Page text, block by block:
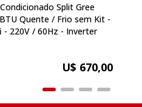
Split Gree
Quente / Frio sem Kit -
- 220V / 60Hz - Inverter
U$ 670,00